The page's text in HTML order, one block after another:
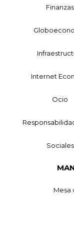
Finanzas
Internet
Ocio
Sociales
Mesa